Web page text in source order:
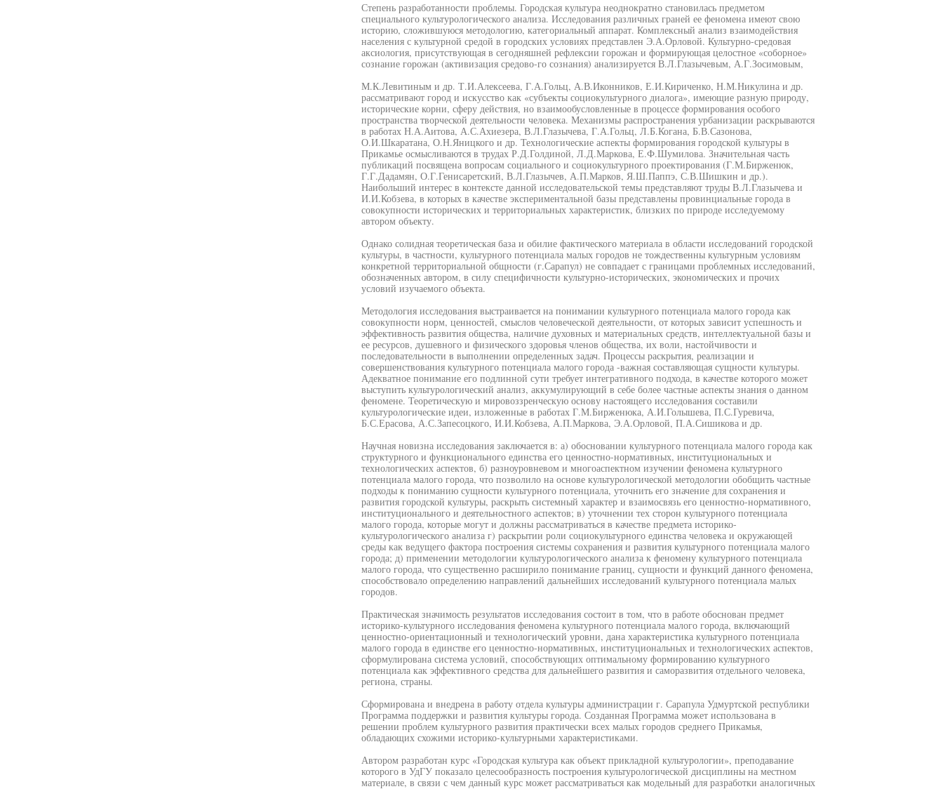
Степень разработанности проблемы. Городская культура неоднократно становилась предметом
специального культурологического анализа. Исследования различных граней ее феномена имеют свою
историю, сложившуюся методологию, категориальный аппарат. Комплексный анализ взаимодействия
населения с культурной средой в городских условиях представлен Э.А.Орловой. Культурно-средовая
аксиология, присутствующая в сегодняшней рефлексии горожан и формирующая целостное «соборное»
сознание горожан (активизация средово-го сознания) анализируется В.Л.Глазычевым, А.Г.Зосимовым,
М.К.Левитиным и др. Т.И.Алексеева, Г.А.Гольц, А.В.Иконников, Е.И.Кириченко, Н.М.Никулина и др.
рассматривают город и искусство как «субъекты социокультурного диалога», имеющие разную природу,
исторические корни, сферу действия, но взаимообусловленные в процессе формирования особого
пространства творческой деятельности человека. Механизмы распространения урбанизации раскрываются
в работах Н.А.Аитова, А.С.Ахиезера, В.Л.Глазычева, Г.А.Гольц, Л.Б.Когана, Б.В.Сазонова,
О.И.Шкаратана, О.Н.Яницкого и др. Технологические аспекты формирования городской культуры в
Прикамье осмысливаются в трудах Р.Д.Голдиной, Л.Д.Маркова, Е.Ф.Шумилова. Значительная часть
публикаций посвящена вопросам социального и социокультурного проектирования (Г.М.Бирженюк,
Г.Г.Дадамян, О.Г.Генисаретский, В.Л.Глазычев, А.П.Марков, Я.Ш.Паппэ, С.В.Шишкин и др.).
Наибольший интерес в контексте данной исследовательской темы представляют труды В.Л.Глазычева и
И.И.Кобзева, в которых в качестве экспериментальной базы представлены провинциальные города в
совокупности исторических и территориальных характеристик, близких по природе исследуемому
автором объекту.
Однако солидная теоретическая база и обилие фактического материала в области исследований городской
культуры, в частности, культурного потенциала малых городов не тождественны культурным условиям
конкретной территориальной общности (г.Сарапул) не совпадает с границами проблемных исследований,
обозначенных автором, в силу специфичности культурно-исторических, экономических и прочих
условий изучаемого объекта.
Методология исследования выстраивается на понимании культурного потенциала малого города как
совокупности норм, ценностей, смыслов человеческой деятельности, от которых зависит успешность и
эффективность развития общества, наличие духовных и материальных средств, интеллектуальной базы и
ее ресурсов, душевного и физического здоровья членов общества, их воли, настойчивости и
последовательности в выполнении определенных задач. Процессы раскрытия, реализации и
совершенствования культурного потенциала малого города -важная составляющая сущности культуры.
Адекватное понимание его подлинной сути требует интегративного подхода, в качестве которого может
выступить культурологический анализ, аккумулирующий в себе более частные аспекты знания о данном
феномене. Теоретическую и мировоззренческую основу настоящего исследования составили
культурологические идеи, изложенные в работах Г.М.Бирженюка, А.И.Голышева, П.С.Гуревича,
Б.С.Ерасова, А.С.Запесоцкого, И.И.Кобзева, А.П.Маркова, Э.А.Орловой, П.А.Сишикова и др.
Научная новизна исследования заключается в: а) обосновании культурного потенциала малого города как
структурного и функционального единства его ценностно-нормативных, институциональных и
технологических аспектов, б) разноуровневом и многоаспектном изучении феномена культурного
потенциала малого города, что позволило на основе культурологической методологии обобщить частные
подходы к пониманию сущности культурного потенциала, уточнить его значение для сохранения и
развития городской культуры, раскрыть системный характер и взаимосвязь его ценностно-нормативного,
институционального и деятельностного аспектов; в) уточнении тех сторон культурного потенциала
малого города, которые могут и должны рассматриваться в качестве предмета историко-
культурологического анализа г) раскрытии роли социокультурного единства человека и окружающей
среды как ведущего фактора построения системы сохранения и развития культурного потенциала малого
города; д) применении методологии культурологического анализа к феномену культурного потенциала
малого города, что существенно расширило понимание границ, сущности и функций данного феномена,
способствовало определению направлений дальнейших исследований культурного потенциала малых
городов.
Практическая значимость результатов исследования состоит в том, что в работе обоснован предмет
историко-культурного исследования феномена культурного потенциала малого города, включающий
ценностно-ориентационный и технологический уровни, дана характеристика культурного потенциала
малого города в единстве его ценностно-нормативных, институциональных и технологических аспектов,
сформулирована система условий, способствующих оптимальному формированию культурного
потенциала как эффективного средства для дальнейшего развития и саморазвития отдельного человека,
региона, страны.
Сформирована и внедрена в работу отдела культуры администрации г. Сарапула Удмуртской республики
Программа поддержки и развития культуры города. Созданная Программа может использована в
решении проблем культурного развития практически всех малых городов среднего Прикамья,
обладающих схожими историко-культурными характеристиками.
Автором разработан курс «Городская культура как объект прикладной культурологии», преподавание
которого в УдГУ показало целесообразность построения культурологической дисциплины на местном
материале, в связи с чем данный курс может рассматриваться как модельный для разработки аналогичных